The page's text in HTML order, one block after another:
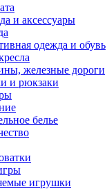
и аксессуары
одежда и обувь
железные дороги
и рюкзаки
белье
игрушки